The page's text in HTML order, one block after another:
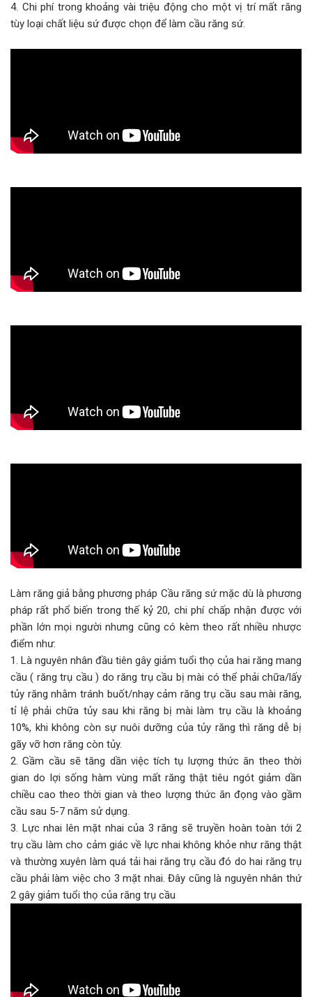
4. Chi phí trong khoảng vài triệu động cho một vị trí mất răng
tùy loại chất liệu sứ được chọn để làm cầu răng sứ.
Làm răng giả bằng phương pháp Cầu răng sứ mặc dù là phương
pháp rất phổ biến trong thế kỷ 20, chi phí chấp nhận được với
phần lớn mọi người nhưng cũng có kèm theo rất nhiều nhược
điểm như:
1. Là nguyên nhân đầu tiên gây giảm tuổi thọ của hai răng mang
cầu ( răng trụ cầu ) do răng trụ cầu bị mài có thể phải chữa/lấy
tủy răng nhằm tránh buốt/nhạy cảm răng trụ cầu sau mài răng,
tỉ lệ phải chữa tủy sau khi răng bị mài làm trụ cầu là khoảng
10%, khi không còn sự nuôi dưỡng của tủy răng thì răng dễ bị
gãy vỡ hơn răng còn tủy.
2. Gầm cầu sẽ tăng dần việc tích tụ lượng thức ăn theo thời
gian do lợi sống hàm vùng mất răng thật tiêu ngót giảm dần
chiều cao theo thời gian và theo lượng thức ăn đọng vào gầm
cầu sau 5-7 năm sử dụng.
3. Lực nhai lên mặt nhai của 3 răng sẽ truyền hoàn toàn tới 2
trụ cầu làm cho cảm giác về lực nhai không khỏe như răng thật
và thường xuyên làm quá tải hai răng trụ cầu đó do hai răng trụ
cầu phải làm việc cho 3 mặt nhai. Đây cũng là nguyên nhân thứ
2 gây giảm tuổi thọ của răng trụ cầu